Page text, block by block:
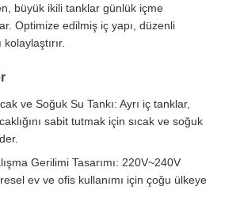
büyük ikili tanklar günlük içme
Optimize edilmiş iç yapı, düzenli
ve Soğuk Su Tankı: Ayrı iç tanklar,
sabit tutmak için sıcak ve soğuk
Gerilimi Tasarımı: 220V~240V
ev ve ofis kullanımı için çoğu ülkeye